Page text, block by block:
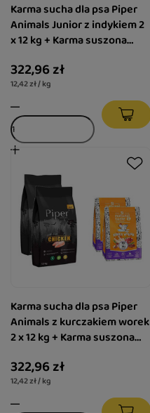
Karma sucha dla psa Piper
Animals Junior z indykiem 2
x 12 kg + Karma suszona
x 1 kg
322,96 zł
12,42 zł / kg
Karma sucha dla psa Piper
Animals z kurczakiem worek
2 x 12 kg + Karma suszona
x 1 kg
322,96 zł
12,42 zł / kg